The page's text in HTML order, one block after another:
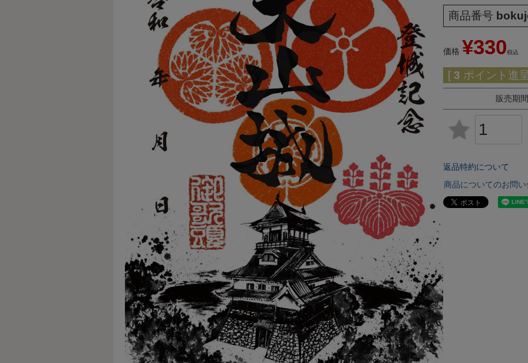
商品番号
価格 ¥330税込
[ 3 ポイント進
販売期間
返品特約について
商品についてのお問